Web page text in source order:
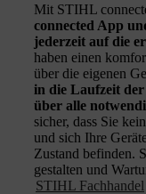
Mit STIHL
connected App
jederzeit auf die
haben einen
über die eigenen
in die Laufzeit
über alle
sicher, dass Sie
und sich Ihre
Zustand befinden.
gestalten und
STIHL Fachhandel